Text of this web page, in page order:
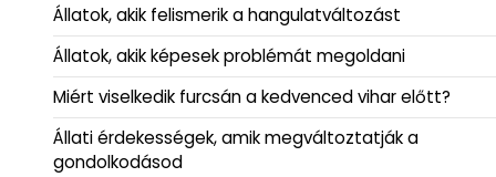
Állatok, akik felismerik a hangulatváltozást
Állatok, akik képesek problémát megoldani
Miért viselkedik furcsán a kedvenced vihar előtt?
Állati érdekességek, amik megváltoztatják a
gondolkodásod